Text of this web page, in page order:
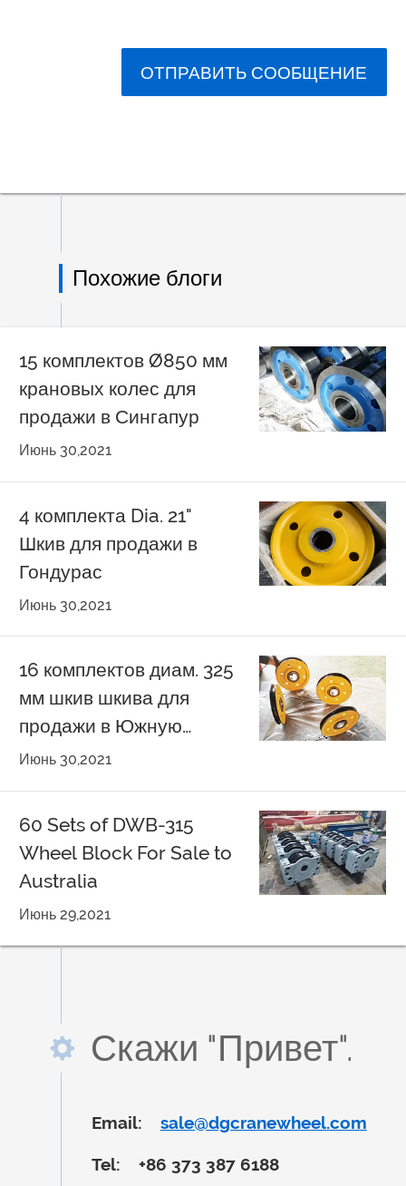
ОТПРАВИТЬ СООБЩЕНИЕ
Похожие блоги
15 комплектов Ø850 мм
крановых колес для
продажи в Сингапур
Июнь 30,2021
4 комплекта Dia. 21"
Шкив для продажи в
Гондурас
Июнь 30,2021
16 комплектов диам. 325
мм шкив шкива для
продажи в Южную
Корею
Июнь 30,2021
60 Sets of DWB-315
Wheel Block For Sale to
Australia
Июнь 29,2021
Скажи "Привет".
Email: sale@dgcranewheel.com
Tel: +86 373 387 6188